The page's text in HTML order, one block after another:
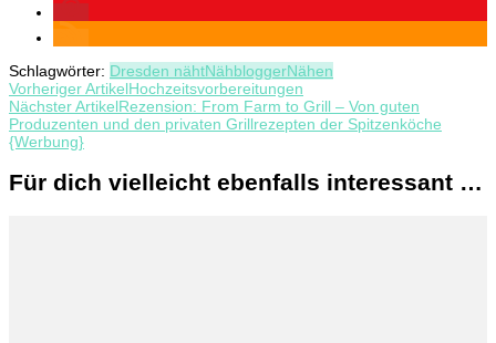
Schlagwörter: Dresden nähtNähbloggerNähen
Beitragsnavigation
Vorheriger ArtikelHochzeitsvorbereitungen
Nächster ArtikelRezension: From Farm to Grill – Von guten
Produzenten und den privaten Grillrezepten der Spitzenköche
{Werbung}
Für dich vielleicht ebenfalls interessant …